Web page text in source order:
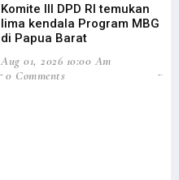
Komite III DPD RI temukan
lima kendala Program MBG
di Papua Barat
Aug 01, 2026 10:00 Am
0 Comments